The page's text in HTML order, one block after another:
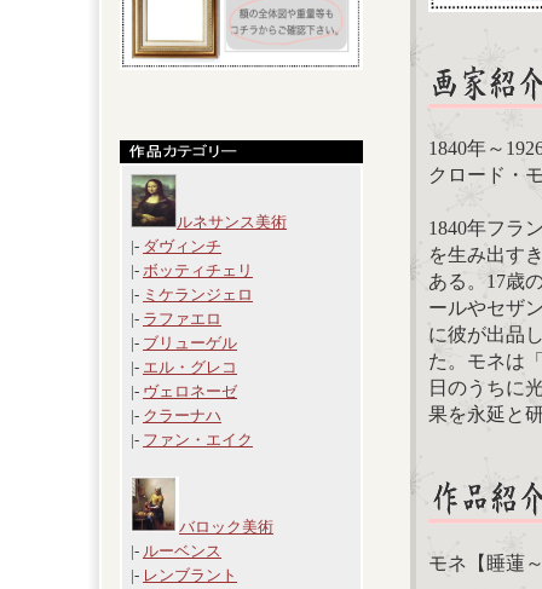
ルネサンス美術
|- ダヴィンチ
|- ボッティチェリ
|- ミケランジェロ
|- ラファエロ
|- ブリューゲル
|- エル・グレコ
|- ヴェロネーゼ
|- クラーナハ
|- ファン・エイク
バロック美術
|- ルーベンス
|- レンブラント
1840年～
クロード
1840年フラ
を生み出す
ある。17歳
ールやセザ
に彼が出品
た。モネは
日のうちに
果を永延と
モネ【睡蓮